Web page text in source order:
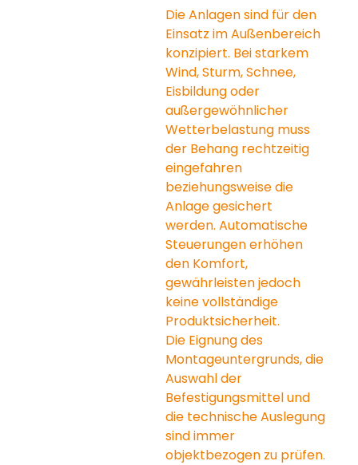
Die Anlagen sind für den
Einsatz im Außenbereich
konzipiert. Bei starkem
Wind, Sturm, Schnee,
Eisbildung oder
außergewöhnlicher
Wetterbelastung muss
der Behang rechtzeitig
eingefahren
beziehungsweise die
Anlage gesichert
werden. Automatische
Steuerungen erhöhen
den Komfort,
gewährleisten jedoch
keine vollständige
Produktsicherheit.
Die Eignung des
Montageuntergrunds, die
Auswahl der
Befestigungsmittel und
die technische Auslegung
sind immer
objektbezogen zu prüfen.